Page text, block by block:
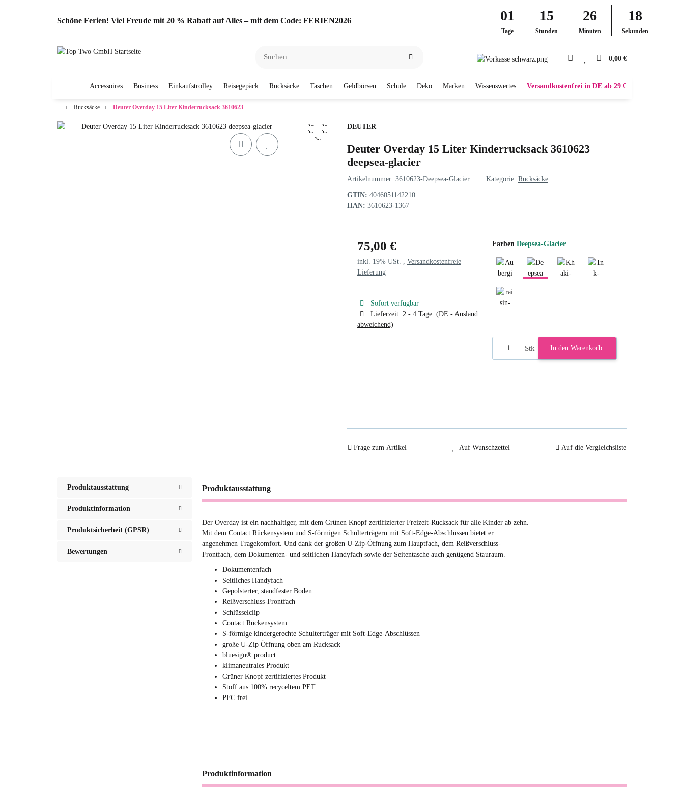
Schöne Ferien! Viel Freude mit 20 % Rabatt auf Alles – mit dem Code: FERIEN2026 01
Tage
15
Stunden
26
Minuten
17
Sekunden
0,00 €
Accessoires Business Einkaufstrolley Reisegepäck Rucksäcke Taschen Geldbörsen Schule Deko Marken Wissenswertes Versandkostenfrei in DE ab 29 €
Rucksäcke Deuter Overday 15 Liter Kinderrucksack 3610623
DEUTER
Deuter Overday 15 Liter Kinderrucksack 3610623
deepsea-glacier
Artikelnummer: 3610623-Deepsea-Glacier Kategorie: Rucksäcke
GTIN: 4046051142210
HAN: 3610623-1367
75,00 €
inkl. 19% USt. , Versandkostenfreie
Lieferung
Sofort verfügbar
Lieferzeit: 2 - 4 Tage (DE - Ausland
abweichend)
Farben Deepsea-Glacier
Stk In den Warenkorb
Frage zum Artikel Auf Wunschzettel Auf die Vergleichsliste
Produktausstattung
Produktinformation
Produktsicherheit (GPSR)
Bewertungen
Produktausstattung
Der Overday ist ein nachhaltiger, mit dem Grünen Knopf zertifizierter Freizeit-Rucksack für alle Kinder ab zehn.
Mit dem Contact Rückensystem und S-förmigen Schulterträgern mit Soft-Edge-Abschlüssen bietet er
angenehmen Tragekomfort. Und dank der großen U-Zip-Öffnung zum Hauptfach, dem Reißverschluss-
Frontfach, dem Dokumenten- und seitlichen Handyfach sowie der Seitentasche auch genügend Stauraum.
Dokumentenfach
Seitliches Handyfach
Gepolsterter, standfester Boden
Reißverschluss-Frontfach
Schlüsselclip
Contact Rückensystem
S-förmige kindergerechte Schulterträger mit Soft-Edge-Abschlüssen
große U-Zip Öffnung oben am Rucksack
bluesign® product
klimaneutrales Produkt
Grüner Knopf zertifiziertes Produkt
Stoff aus 100% recyceltem PET
PFC frei
Produktinformation